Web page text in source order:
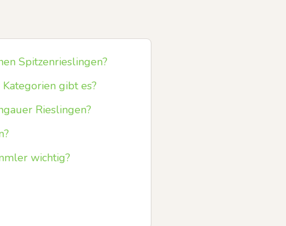
Spitzenrieslingen?
gibt es?
Rieslingen?
wichtig?